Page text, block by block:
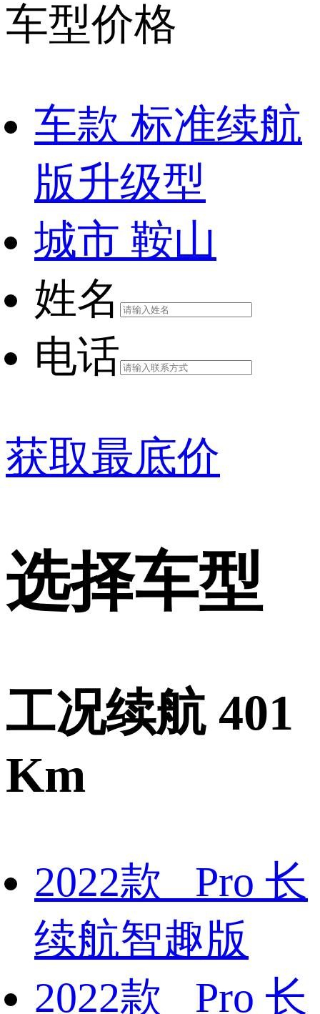
车型价格
车款 标准续航
版升级型
城市 鞍山
姓名
电话
获取最底价
选择车型
工况续航 401
Km
2022款 Pro 长
续航智趣版
2022款 Pro 长